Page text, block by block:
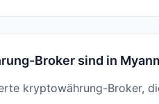
Broker sind in
kryptowährung-Broker,